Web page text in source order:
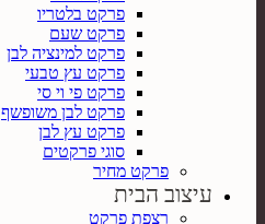
פרקט בלטריו
פרקט שעם
פרקט למינציה לבן
פרקט עץ טבעי
פרקט פי וי סי
פרקט לבן משופשף
פרקט עץ לבן
סוגי פרקטים
פרקט מחיר
עיצוב הבית
רצפת פרקט